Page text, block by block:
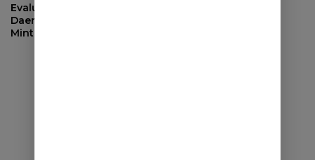
Evaluasi Pendapatan
Daerah, Bupati Sumedang
Minta OPD Perkuat Sinergi